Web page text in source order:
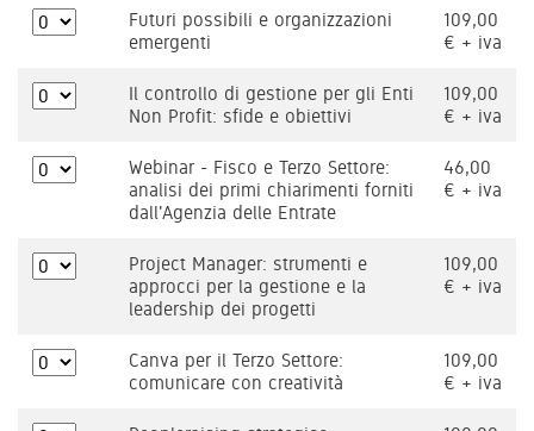
Futuri possibili e organizzazioni
emergenti
109,00
€ + iva
Il controllo di gestione per gli Enti
Non Profit: sfide e obiettivi
109,00
€ + iva
Webinar - Fisco e Terzo Settore:
analisi dei primi chiarimenti forniti
dall'Agenzia delle Entrate
46,00
€ + iva
Project Manager: strumenti e
approcci per la gestione e la
leadership dei progetti
109,00
€ + iva
Canva per il Terzo Settore:
comunicare con creatività
109,00
€ + iva